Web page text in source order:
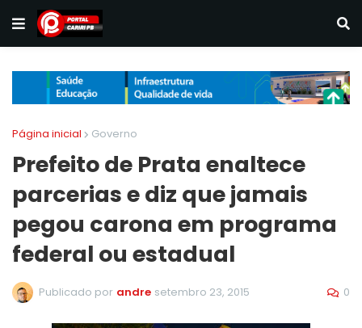
Página inicial Governo
Prefeito de Prata enaltece
parcerias e diz que jamais
pegou carona em programa
federal ou estadual
Publicado por andre setembro 23, 2015 0